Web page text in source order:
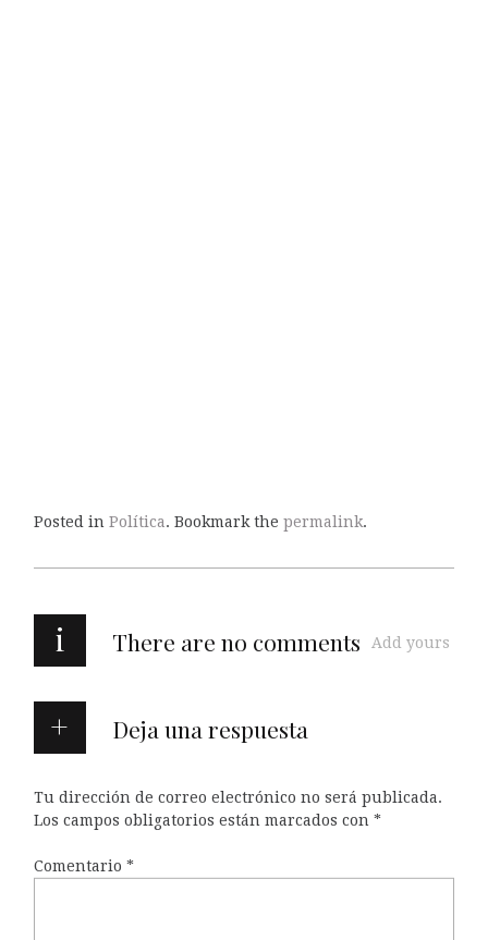
Posted in Política. Bookmark the permalink.
i There are no comments Add yours
Deja una respuesta
Tu dirección de correo electrónico no será publicada.
Los campos obligatorios están marcados con *
Comentario *